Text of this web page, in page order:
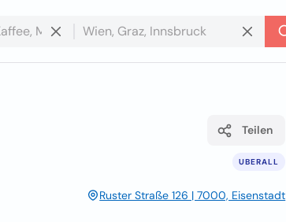
UBERALL
Teilen
Ruster Straße 126 | 7000, Eisenstadt